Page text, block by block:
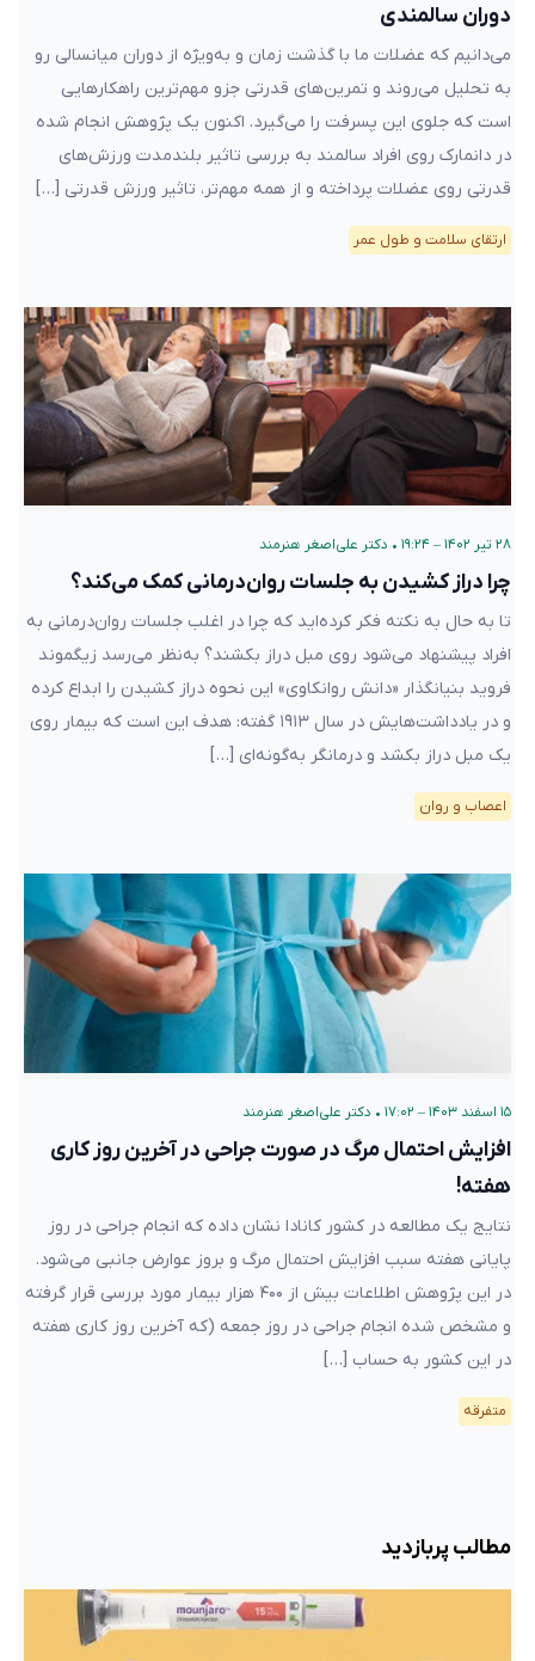
دوران سالمندی
می‌دانیم که عضلات ما با گذشت زمان و به‌ویژه از دوران میانسالی رو
به تحلیل می‌روند و تمرین‌های قدرتی جزو مهم‌ترین راهکارهایی
است که جلوی این پسرفت را می‌گیرد. اکنون یک پژوهش انجام شده
در دانمارک روی افراد سالمند به بررسی تاثیر بلند‌مدت ورزش‌های
قدرتی روی عضلات پرداخته و از همه مهم‌تر، تاثیر ورزش قدرتی […]
ارتقای سلامت و طول عمر
۲۸ تیر ۱۴۰۲ – ۱۹:۲۴ • دکتر علی‌اصغر هنرمند
چرا دراز کشیدن به جلسات روان‌درمانی کمک می‌کند؟
تا به حال به نکته فکر کرده‌اید که چرا در اغلب جلسات روان‌درمانی به
افراد پیشنهاد می‌شود روی مبل دراز بکشند؟ به‌نظر می‌رسد زیگموند
فروید بنیانگذار «دانش روانکاوی» این نحوه دراز کشیدن را ابداع کرده
و در یادداشت‌هایش در سال ۱۹۱۳ گفته: هدف این است که بیمار روی
یک مبل دراز بکشد و درمانگر به‌گونه‌ای […]
اعصاب و روان
۱۵ اسفند ۱۴۰۳ – ۱۷:۰۲ • دکتر علی‌اصغر هنرمند
افزایش احتمال مرگ در صورت جراحی در آخرین روز کاری
هفته!
نتایج یک مطالعه در کشور کانادا نشان داده که انجام جراحی در روز
پایانی هفته سبب افزایش احتمال مرگ و بروز عوارض جانبی می‌شود.
در این پژوهش اطلاعات بیش از ۴۰۰ هزار بیمار مورد بررسی قرار گرفته
و مشخص شده انجام جراحی در روز جمعه (که آخرین روز کاری هفته
در این کشور به حساب […]
متفرقه
مطالب پربازدید